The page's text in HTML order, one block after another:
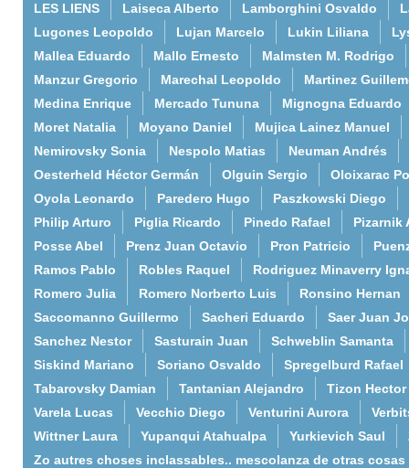
LES LIENS
Laiseca Alberto Lamborghini Osvaldo
Lugones Leopoldo
Lujan Marcelo Lukin Liliana
Mallea Eduardo
Mallo Ernesto
Malmsten M. Rodrigo
Manzur Gregorio
Marechal Leopoldo
Martinez
Medina Enrique
Mercado Tununa
Mignogna Eduardo
Moret Natalia
Moyano Daniel
Mujica Lainez Manuel
Nemirovsky Sonia
Nespolo Matias
Neuman Andrés
Oesterheld Héctor Germán
Olguin Sergio
Oloixarac
Oyola Leonardo
Paredero Hugo
Paszkowski Diego
Philip Arturo
Piglia Ricardo Pinedo Rafael
Pizarnik
Posse Abel
Prenz Juan Octavio Pron Patricio
Ramos Pablo
Robles Raquel
Rodriguez Minaverry
Romero Julia
Romero Norberto Luis
Ronsino Hernan
Saccomanno Guillermo
Sacheri Eduardo
Saer Juan
Sanchez Nestor
Sasturain Juan
Schweblin Samanta
Siskind Mariano
Soriano Osvaldo
Spregelburd Rafael
Tabarovsky Damian
Tantanian Alejandro
Tizon Hector
Varela Lucas
Vecchio Diego Venturini Aurora
Wittner Laura
Yupanqui Atahualpa Yurkievich Saul
Zo autres choses inclassables.. mescolanza de otras cosas